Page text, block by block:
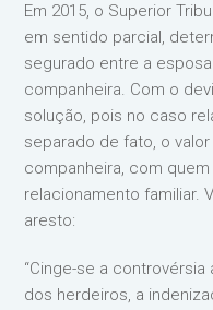
Em 2015, o Superior
em sentido parcial,
segurado entre a
companheira. Com o
solução, pois no caso
separado de fato, o
companheira, com
relacionamento familiar.
aresto:
“Cinge-se a
dos herdeiros, a